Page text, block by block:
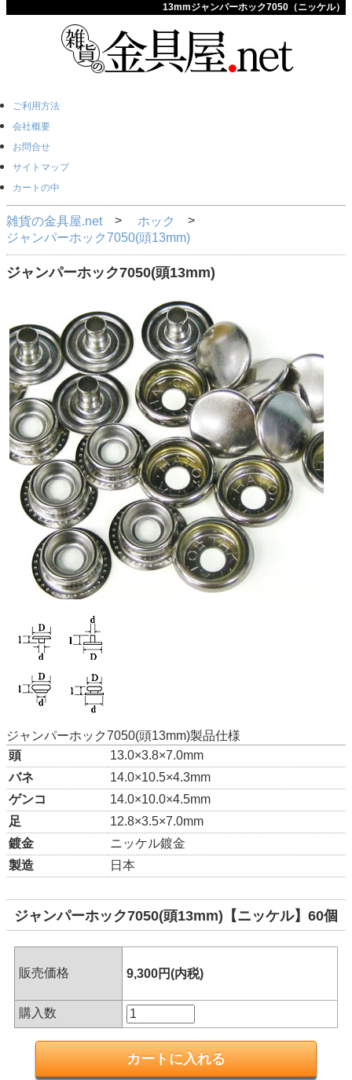
13mmジャンパーホック7050（ニッケル）
ご利用方法
会社概要
お問合せ
サイトマップ
カートの中
雑貨の金具屋.net
ホック
ジャンパーホック7050(頭13mm)
ジャンパーホック7050(頭13mm)
ジャンパーホック7050(頭13mm)製品仕様
頭
13.0×3.8×7.0mm
バネ
14.0×10.5×4.3mm
ゲンコ
14.0×10.0×4.5mm
足
12.8×3.5×7.0mm
鍍金
ニッケル鍍金
製造
日本
ジャンパーホック7050(頭13mm)【ニッケル】60個
販売価格 9,300円(内税)
購入数